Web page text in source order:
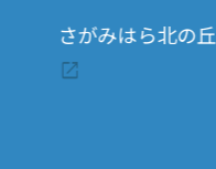
さがみはら北の丘